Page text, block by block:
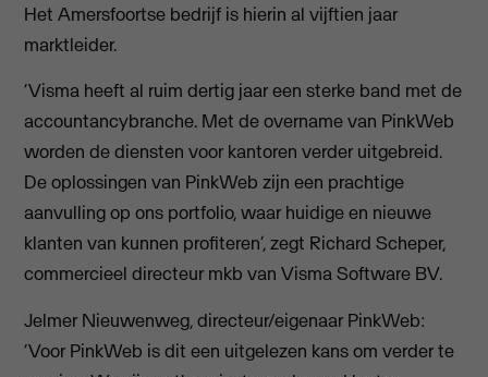
Het Amersfoortse bedrijf is hierin al vijftien jaar
marktleider.
‘Visma heeft al ruim dertig jaar een sterke band met de
accountancybranche. Met de overname van PinkWeb
worden de diensten voor kantoren verder uitgebreid.
De oplossingen van PinkWeb zijn een prachtige
aanvulling op ons portfolio, waar huidige en nieuwe
klanten van kunnen profiteren’, zegt Richard Scheper,
commercieel directeur mkb van Visma Software BV.
Jelmer Nieuwenweg, directeur/eigenaar PinkWeb:
‘Voor PinkWeb is dit een uitgelezen kans om verder te